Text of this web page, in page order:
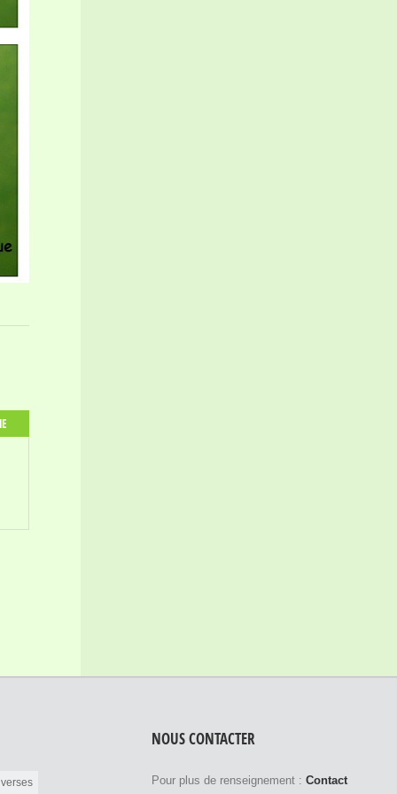
NOUS CONTACTER
Pour plus de renseignement : Contact